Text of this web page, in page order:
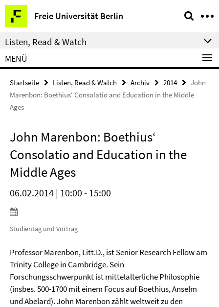
Springe
direkt
zu
Inhalt
Freie Universität Berlin
Service-
Navigation
Listen, Read & Watch
MENÜ
Startseite Listen, Read & Watch Archiv 2014
John
Marenbon: Boethius‘ Consolatio and Education in the Middle
Ages
John Marenbon: Boethius‘
Consolatio and Education in the
Middle Ages
06.02.2014 | 10:00 - 15:00
Studientag und Vortrag
Professor Marenbon, Litt.D., ist Senior Research Fellow am
Trinity College in Cambridge. Sein
Forschungsschwerpunkt ist mittelalterliche Philosophie
(insbes. 500-1700 mit einem Focus auf Boethius, Anselm
und Abelard).John Marenbon zählt weltweit zu den